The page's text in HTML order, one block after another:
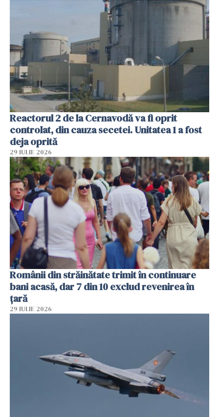
Reactorul 2 de la Cernavodă va fi oprit
controlat, din cauza secetei. Unitatea 1 a fost
deja oprită
29 IULIE 2026
Românii din străinătate trimit în continuare
bani acasă, dar 7 din 10 exclud revenirea în
țară
29 IULIE 2026